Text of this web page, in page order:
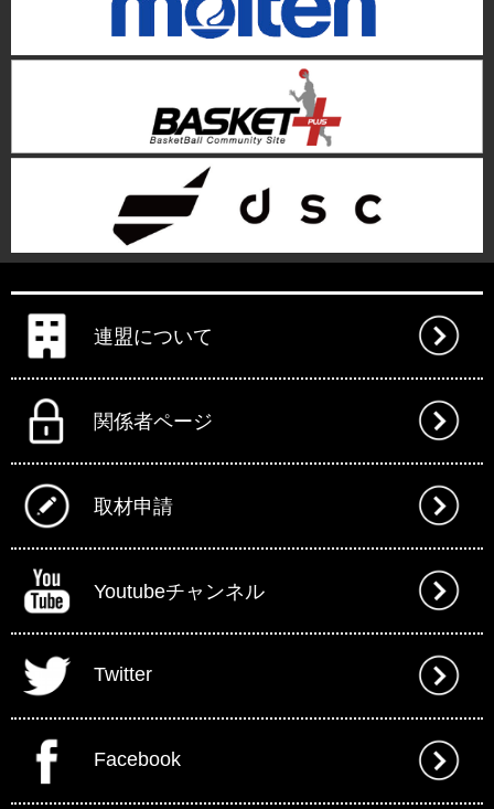
連盟について
関係者ページ
取材申請
Youtubeチャンネル
Twitter
Facebook